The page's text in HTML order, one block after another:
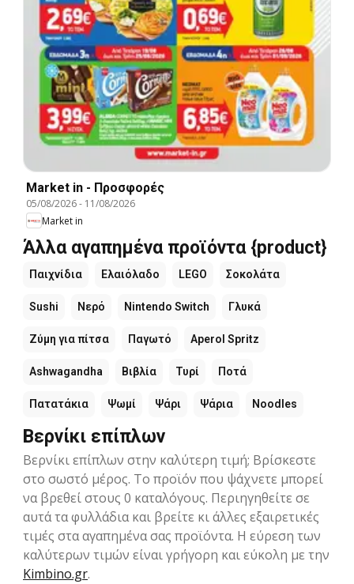
Market in - Προσφορές
05/08/2026- 11/08/2026
Market in
Άλλα αγαπημένα προϊόντα {product}
Παιχνίδια Ελαιόλαδο LEGO Σοκολάτα
Sushi Νερό Nintendo Switch Γλυκά
Ζύμη για πίτσα Παγωτό Aperol Spritz
Ashwagandha Βιβλία Τυρί Ποτά
Πατατάκια Ψωμί Ψάρι Ψάρια Noodles
Βερνίκι επίπλων
Βερνίκι επίπλων στην καλύτερη τιμή; Βρίσκεστε
στο σωστό μέρος. Το προϊόν που ψάχνετε μπορεί
να βρεθεί στους 0 καταλόγους. Περιηγηθείτε σε
αυτά τα φυλλάδια και βρείτε κι άλλες εξαιρετικές
τιμές στα αγαπημένα σας προϊόντα. Η εύρεση των
καλύτερων τιμών είναι γρήγορη και εύκολη με την
Kimbino.gr.